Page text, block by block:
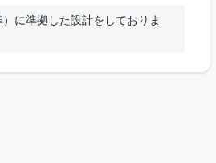
に準拠した設計をしておりま